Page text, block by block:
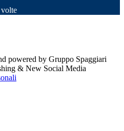
volte
powered by Gruppo Spaggiari
& New Social Media